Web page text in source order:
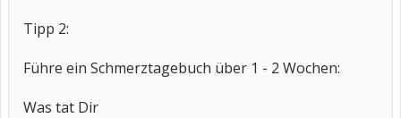
Tipp 2:
Führe ein Schmerztagebuch über 1 - 2 Wochen:
Was tat Dir